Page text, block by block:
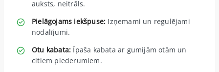
auksts, neitrāls.
Pielāgojams iekšpuse: Izņemami un regulējami
nodalījumi.
Otu kabata: Īpaša kabata ar gumijām otām un
citiem piederumiem.